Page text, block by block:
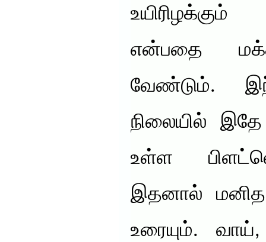
என்பதை
வேண்டும்.
நிலையில் இதே
உள்ள
இதனால்
உரையும்.